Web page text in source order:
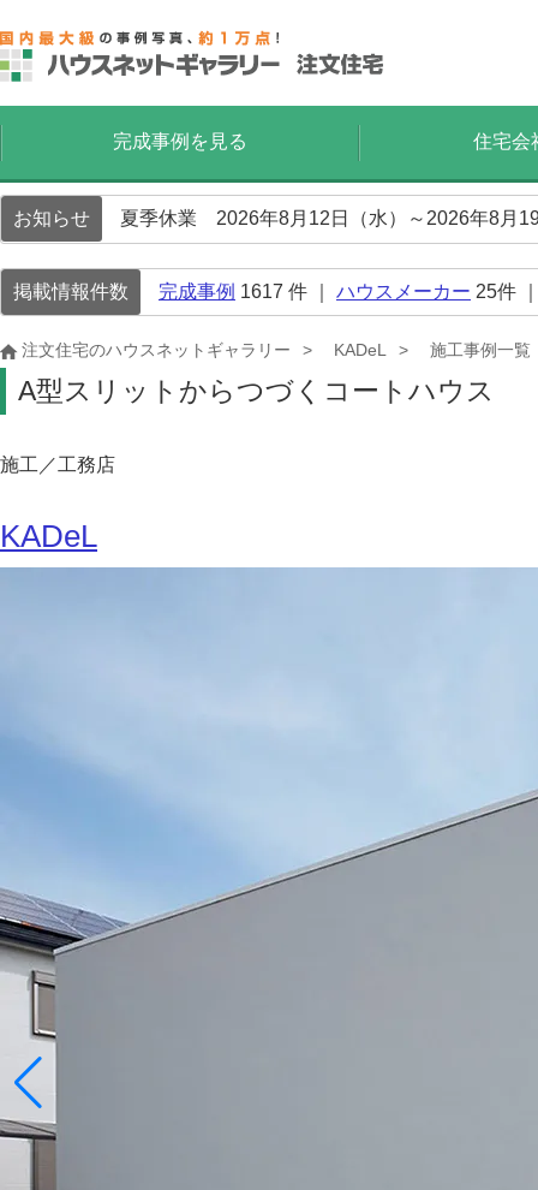
完成事例を見る 住宅会
お知らせ 夏季休業 2026年8月12日（水）～2026年8月
掲載情報件数 完成事例 1617 件 ｜ ハウスメーカー 25件
注文住宅のハウスネットギャラリー KADeL 施工事例一覧
A型スリットからつづくコートハウス
施工／工務店
KADeL